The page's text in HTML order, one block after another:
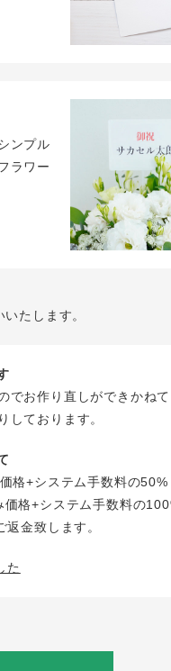
ンプル
ラワー
たします。
でお作り直しができかね
しております。
格+システム手数料の50%
格+システム手数料の
金致します。
た